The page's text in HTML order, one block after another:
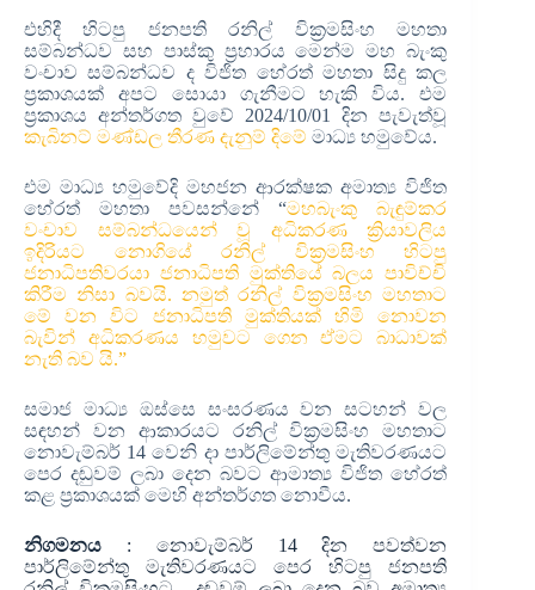
එහිදී හිටපු ජනපති රනිල් වික්‍රමසිංහ මහතා
සම්බන්ධව සහ පාස්කු ප්‍රහාරය මෙන්ම මහ බැංකු
වංචාව සම්බන්ධව ද විජිත හේරත් මහතා සිදු කල
ප්‍රකාශයක් අපට සොයා ගැනීමට හැකි විය. එම
ප්‍රකාශය අන්තර්ගත වුවේ 2024/10/01 දින පැවැත්වූ
කැබිනට් මණ්ඩල තීරණ දැනුම් දිමේ මාධ්‍ය හමුවේය.
එම මාධ්‍ය හමුවේදි මහජන ආරක්ෂක අමාත්‍ය විජිත
හේරත් මහතා පවසන්නේ “මහබැංකු බැඳුම්කර
වංචාව සම්බන්ධයෙන් වූ අධිකරණ ක්‍රියාවලිය
ඉදිරියට නොගියේ රනිල් වික්‍රමසිංහ හිටපු
ජනාධිපතිවරයා ජනාධිපති මුක්තියේ බලය පාවිච්චි
කිරීම නිසා බවයි. නමුත් රනිල් වික්‍රමසිංහ මහතාට
මේ වන විට ජනාධිපති මුක්තියක් හිමි නොවන
බැවින් අධිකරණය හමුවට ගෙන ඒමට බාධාවක්
නැති බව යි.”
සමාජ මාධ්‍ය ඔස්සෙ සංසරණය වන සටහන් වල
සඳහන් වන ආකාරයට රනිල් වික්‍රමසිංහ මහතාට
නොවැම්බර් 14 වෙනි දා පාර්ලිමේන්තු මැතිවරණයට
පෙර දඬුවම් ලබා දෙන බවට ආමාත්‍ය විජිත හේරත්
කළ ප්‍රකාශයක් මෙහි අන්තර්ගත නොවීය.
නිගමනය : නොවැම්බර් 14 දින පවත්වන
පාර්ලිමේන්තු මැතිවරණයට පෙර හිටපු ජනපති